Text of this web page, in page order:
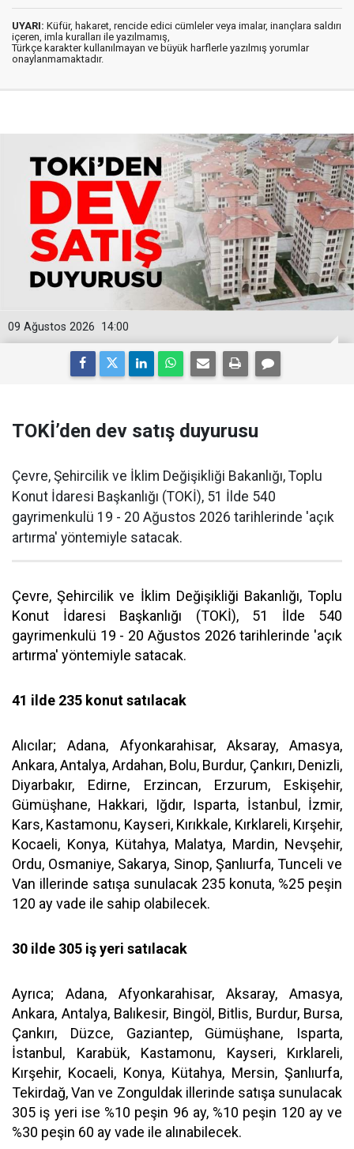
UYARI: Küfür, hakaret, rencide edici cümleler veya imalar, inançlara saldırı
içeren, imla kuralları ile yazılmamış,
Türkçe karakter kullanılmayan ve büyük harflerle yazılmış yorumlar
onaylanmamaktadır.
14:00
09 Ağustos 2026
TOKİ’den dev satış duyurusu
Çevre, Şehircilik ve İklim Değişikliği Bakanlığı, Toplu
Konut İdaresi Başkanlığı (TOKİ), 51 İlde 540
gayrimenkulü 19 - 20 Ağustos 2026 tarihlerinde 'açık
artırma' yöntemiyle satacak.
Çevre, Şehircilik ve İklim Değişikliği Bakanlığı, Toplu
Konut İdaresi Başkanlığı (TOKİ), 51 İlde 540
gayrimenkulü 19 - 20 Ağustos 2026 tarihlerinde 'açık
artırma' yöntemiyle satacak.
41 ilde 235 konut satılacak
Alıcılar; Adana, Afyonkarahisar, Aksaray, Amasya,
Ankara, Antalya, Ardahan, Bolu, Burdur, Çankırı, Denizli,
Diyarbakır, Edirne, Erzincan, Erzurum, Eskişehir,
Gümüşhane, Hakkari, Iğdır, Isparta, İstanbul, İzmir,
Kars, Kastamonu, Kayseri, Kırıkkale, Kırklareli, Kırşehir,
Kocaeli, Konya, Kütahya, Malatya, Mardin, Nevşehir,
Ordu, Osmaniye, Sakarya, Sinop, Şanlıurfa, Tunceli ve
Van illerinde satışa sunulacak 235 konuta, %25 peşin
120 ay vade ile sahip olabilecek.
30 ilde 305 iş yeri satılacak
Ayrıca; Adana, Afyonkarahisar, Aksaray, Amasya,
Ankara, Antalya, Balıkesir, Bingöl, Bitlis, Burdur, Bursa,
Çankırı, Düzce, Gaziantep, Gümüşhane, Isparta,
İstanbul, Karabük, Kastamonu, Kayseri, Kırklareli,
Kırşehir, Kocaeli, Konya, Kütahya, Mersin, Şanlıurfa,
Tekirdağ, Van ve Zonguldak illerinde satışa sunulacak
305 iş yeri ise %10 peşin 96 ay, %10 peşin 120 ay ve
%30 peşin 60 ay vade ile alınabilecek.